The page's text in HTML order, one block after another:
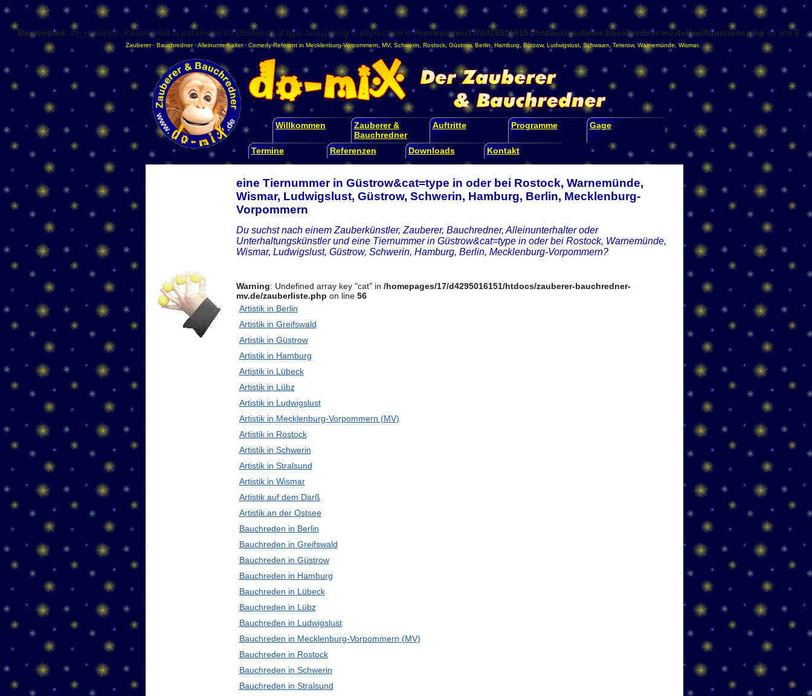
Deprecated: str_replace(): Passing null to parameter #3 ($subject) of type array|string is deprecated in/homepages/17/d4295016151/htdocs/zauberer-bauchredner-mv.de/incl/functions.php on line6
Zauberer· Bauchredner·Alleinunterhalter· Comedy-Referent in Mecklenburg-Vorpommern MV, Schwerin Rostock Güstrow,Berlin Hamburg ,Bützow, Ludwigslust ,Schwaan Teterow, Warnemünde Wismar.
Willkommen
Zauberer &
Bauchredner
Auftritte Programme Gage
Termine Referenzen Downloads Kontakt
eine Tiernummer in Güstrow&cat=type in oder bei Rostock, Warnemünde,
Wismar, Ludwigslust, Güstrow, Schwerin, Hamburg, Berlin, Mecklenburg-
Vorpommern
Du suchst nach einem Zauberkünstler, Zauberer, Bauchredner, Alleinunterhalter oder
Unterhaltungskünstler und eine Tiernummer in Güstrow&cat=type in oder bei Rostock, Warnemünde,
Wismar, Ludwigslust, Güstrow, Schwerin, Hamburg, Berlin, Mecklenburg-Vorpommern?
Warning: Undefined array key "cat" in /homepages/17/d4295016151/htdocs/zauberer-bauchredner-
mv.de/zauberliste.php on line 56
Artistik in Berlin
Artistik in Greifswald
Artistik in Güstrow
Artistik in Hamburg
Artistik in Lübeck
Artistik in Lübz
Artistik in Ludwigslust
Artistik in Mecklenburg-Vorpommern (MV)
Artistik in Rostock
Artistik in Schwerin
Artistik in Stralsund
Artistik in Wismar
Artistik auf dem Darß
Artistik an der Ostsee
Bauchreden in Berlin
Bauchreden in Greifswald
Bauchreden in Güstrow
Bauchreden in Hamburg
Bauchreden in Lübeck
Bauchreden in Lübz
Bauchreden in Ludwigslust
Bauchreden in Mecklenburg-Vorpommern (MV)
Bauchreden in Rostock
Bauchreden in Schwerin
Bauchreden in Stralsund